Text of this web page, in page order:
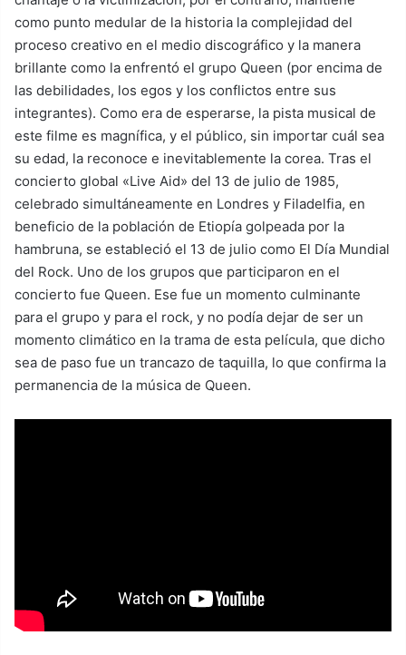
como punto medular de la historia la complejidad del
proceso creativo en el medio discográfico y la manera
brillante como la enfrentó el grupo Queen (por encima de
las debilidades, los egos y los conflictos entre sus
integrantes). Como era de esperarse, la pista musical de
este filme es magnífica, y el público, sin importar cuál sea
su edad, la reconoce e inevitablemente la corea. Tras el
concierto global «Live Aid» del 13 de julio de 1985,
celebrado simultáneamente en Londres y Filadelfia, en
beneficio de la población de Etiopía golpeada por la
hambruna, se estableció el 13 de julio como El Día Mundial
del Rock. Uno de los grupos que participaron en el
concierto fue Queen. Ese fue un momento culminante
para el grupo y para el rock, y no podía dejar de ser un
momento climático en la trama de esta película, que dicho
sea de paso fue un trancazo de taquilla, lo que confirma la
permanencia de la música de Queen.